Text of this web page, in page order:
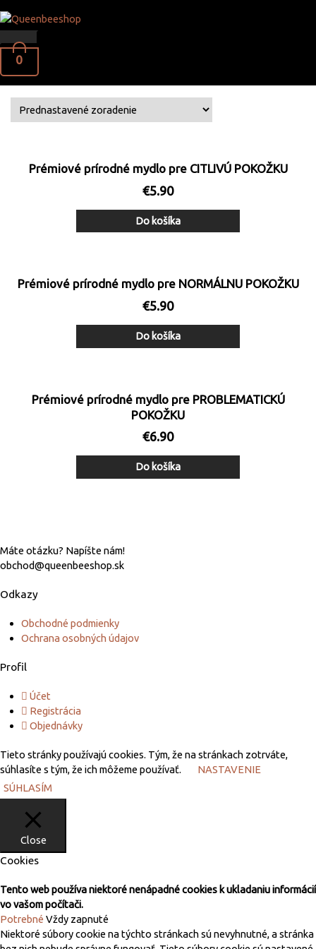
na
Hlavné
Menu
0
Domov
Zobrazujú sa všetky 3 výsledky
Prémiové prírodné mydlo pre CITLIVÚ POKOŽKU
€5.90
Do košíka
Prémiové prírodné mydlo pre NORMÁLNU POKOŽKU
€5.90
Do košíka
Prémiové prírodné mydlo pre PROBLEMATICKÚ
POKOŽKU
€6.90
Do košíka
Máte otázku? Napíšte nám!
obchod@queenbeeshop.sk
Odkazy
Obchodné podmienky
Ochrana osobných údajov
Profil
Účet
Registrácia
Objednávky
Tieto stránky používajú cookies. Tým, že na stránkach zotrváte,
súhlasíte s tým, že ich môžeme používať.
NASTAVENIE
SÚHLASÍM
Close
Cookies
Tento web používa niektoré nenápadné cookies k ukladaniu informácií
vo vašom počítači.
Potrebné Vždy zapnuté
Niektoré súbory cookie na týchto stránkach sú nevyhnutné, a stránka